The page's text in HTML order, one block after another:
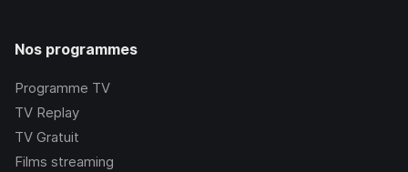
Nos programmes
Programme TV
TV Replay
TV Gratuit
Films streaming